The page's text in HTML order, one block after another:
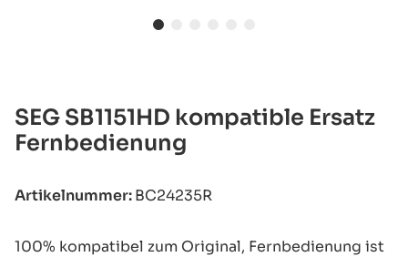
SEG SB1151HD kompatible Ersatz
Fernbedienung
Artikelnummer:BC24235R
100% kompatibel zum Original, Fernbedienung ist